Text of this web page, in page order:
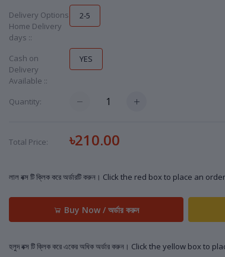
Delivery Options
Home Delivery
days ::
2-5
Cash on
Delivery
Available ::
YES
Quantity:
Total Price: ৳210.00
লাল বক্স টি ক্লিক করে অর্ডারটি করুন। Click the red box to place an
Buy Now / অর্ডার করুন
হলুদ বক্স টি ক্লিক করে একের অধিক অর্ডার করুন। Click the yellow box to